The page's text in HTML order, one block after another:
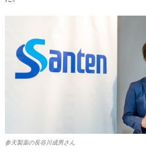
参天製薬の長谷川成男さん